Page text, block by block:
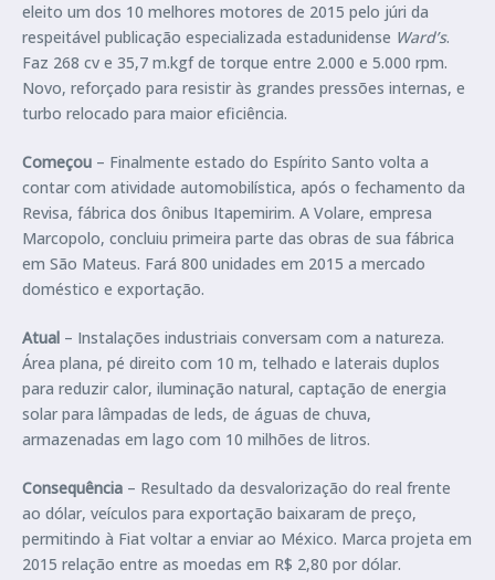
eleito um dos 10 melhores motores de 2015 pelo júri da
respeitável publicação especializada estadunidense Ward’s.
Faz 268 cv e 35,7 m.kgf de torque entre 2.000 e 5.000 rpm.
Novo, reforçado para resistir às grandes pressões internas, e
turbo relocado para maior eficiência.
Começou – Finalmente estado do Espírito Santo volta a
contar com atividade automobilística, após o fechamento da
Revisa, fábrica dos ônibus Itapemirim. A Volare, empresa
Marcopolo, concluiu primeira parte das obras de sua fábrica
em São Mateus. Fará 800 unidades em 2015 a mercado
doméstico e exportação.
Atual – Instalações industriais conversam com a natureza.
Área plana, pé direito com 10 m, telhado e laterais duplos
para reduzir calor, iluminação natural, captação de energia
solar para lâmpadas de leds, de águas de chuva,
armazenadas em lago com 10 milhões de litros.
Consequência – Resultado da desvalorização do real frente
ao dólar, veículos para exportação baixaram de preço,
permitindo à Fiat voltar a enviar ao México. Marca projeta em
2015 relação entre as moedas em R$ 2,80 por dólar.